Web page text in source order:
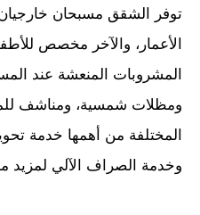
توفر الشقق مسبحان
الأعمار، والآخر مخصص
المشروبات المنعشة عند
ومظلات شمسية، ومناشف
المختلفة من أهمها خدمة
وخدمة الصراف الآلي لمزيد